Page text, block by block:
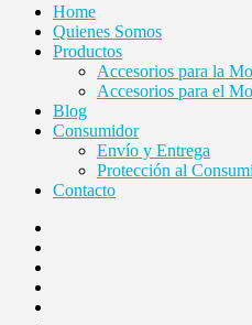
Home
Quienes Somos
Productos
Accesorios para la
Accesorios para el
Blog
Consumidor
Envío y Entrega
Protección al
Contacto